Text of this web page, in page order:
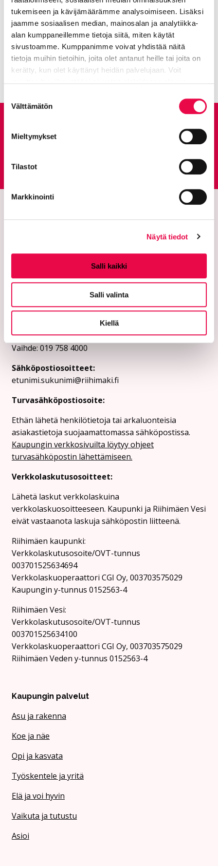
tukemiseen ja kävijämäärämme analysoimiseen. Lisäksi
jaamme sosiaalisen median, mainosalan ja analytiikka-
alan kumppaneillemme tietoja siitä, miten käytät
sivustoamme. Kumppanimme voivat yhdistää näitä
tietoja muihin tietoihin, joita olet antanut heille tai joita on
kerätty, kun olet käyttänyt heidän palvelujaan. Voit
valinta
Välttämätön
Mieltymykset
Tilastot
Markkinointi
Näytä tiedot
Salli kaikki
Salli valinta
Kiellä
luontopolku
Nykyinen sivu
Hatlamminsuo – Riihimäen arvokkain
luontokohde
Klikkaa käyttääksesi valikkoa
Siirtyy ulkoiselle
PL 125 (Eteläinen Asemakatu 2)
Vaihde: 019 758 4000
Sähköpostiosoitteet:
etunimi.sukunimi@riihimaki.fi
Turvasähköpostiosoite:
Ethän lähetä henkilötietoja tai arkaluonteisia
asiakastietoja suojaamattomassa sähköpostissa.
Kaupungin verkkosivuilta löytyy ohjeet
turvasähköpostin lähettämiseen.
Verkkolaskutusosoitteet:
Lähetä laskut verkkolaskuina
verkkolaskuosoitteeseen. Kaupunki ja Riihimäen Vesi
eivät vastaanota laskuja sähköpostin liitteenä.
Riihimäen kaupunki:
Verkkolaskutusosoite/OVT-tunnus
003701525634694
Verkkolaskuoperaattori CGI Oy, 003703575029
Kaupungin y-tunnus 0152563-4
Rii­hi­mäen Vesi:
Verkkolaskutusosoite/OVT-tunnus
003701525634100
Verkkolaskuoperaattori CGI Oy, 003703575029
Riihimäen Veden y-tunnus 0152563-4
Kaupungin palvelut
Asu ja rakenna
Koe ja näe
Opi ja kasvata
Työskentele ja yritä
Elä ja voi hyvin
Vaikuta ja tutustu
Asioi